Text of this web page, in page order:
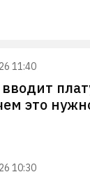
11:40
это
10:30